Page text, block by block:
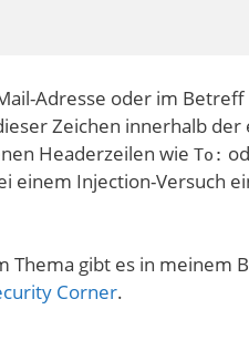
Adresse oder im
Zeichen innerhalb der
Headerzeilen wie To:
einem Injection-Versuch
gibt es in meinem
Corner.